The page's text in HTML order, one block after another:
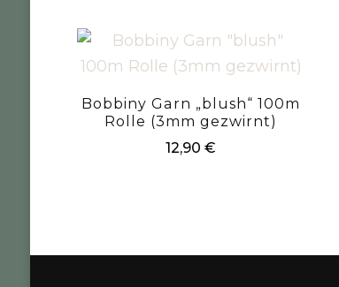
Bobbiny Garn „blush“ 100m
Rolle (3mm gezwirnt)
12,90€